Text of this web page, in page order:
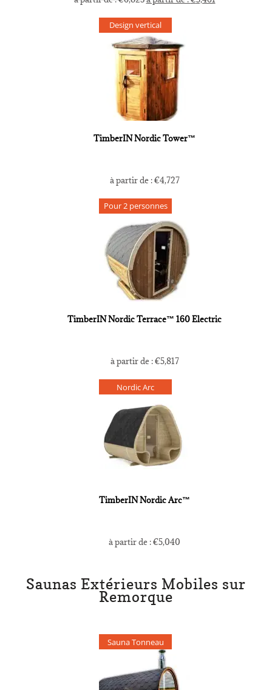
Design vertical
TimberIN Nordic Tower™
à partir de :€4,727
Pour 2 personnes
TimberIN Nordic Terrace™ 160 Electric
à partir de :€5,817
Nordic Arc
TimberIN Nordic Arc™
à partir de :€5,040
Saunas Extérieurs Mobiles sur
Remorque
Sauna Tonneau